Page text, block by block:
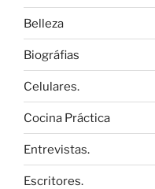
Belleza
Biográfias
Celulares.
Cocina Práctica
Entrevistas.
Escritores.